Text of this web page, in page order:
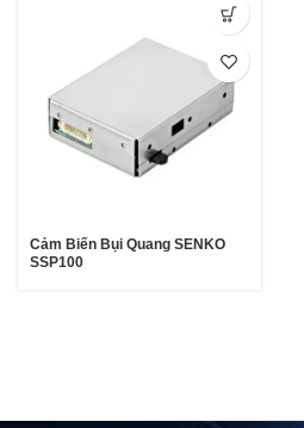
Cảm Biến Bụi Quang SENKO
SSP100